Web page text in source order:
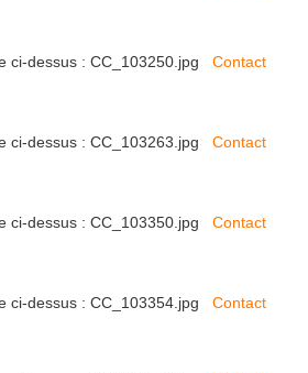
ci-dessus : CC_103250.jpg Contact
ci-dessus : CC_103263.jpg Contact
ci-dessus : CC_103350.jpg Contact
ci-dessus : CC_103354.jpg Contact